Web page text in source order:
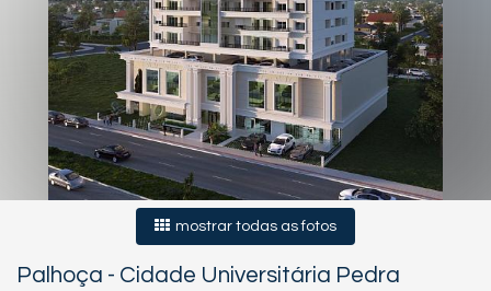
mostrar todas as fotos
Palhoça - Cidade Universitária Pedra